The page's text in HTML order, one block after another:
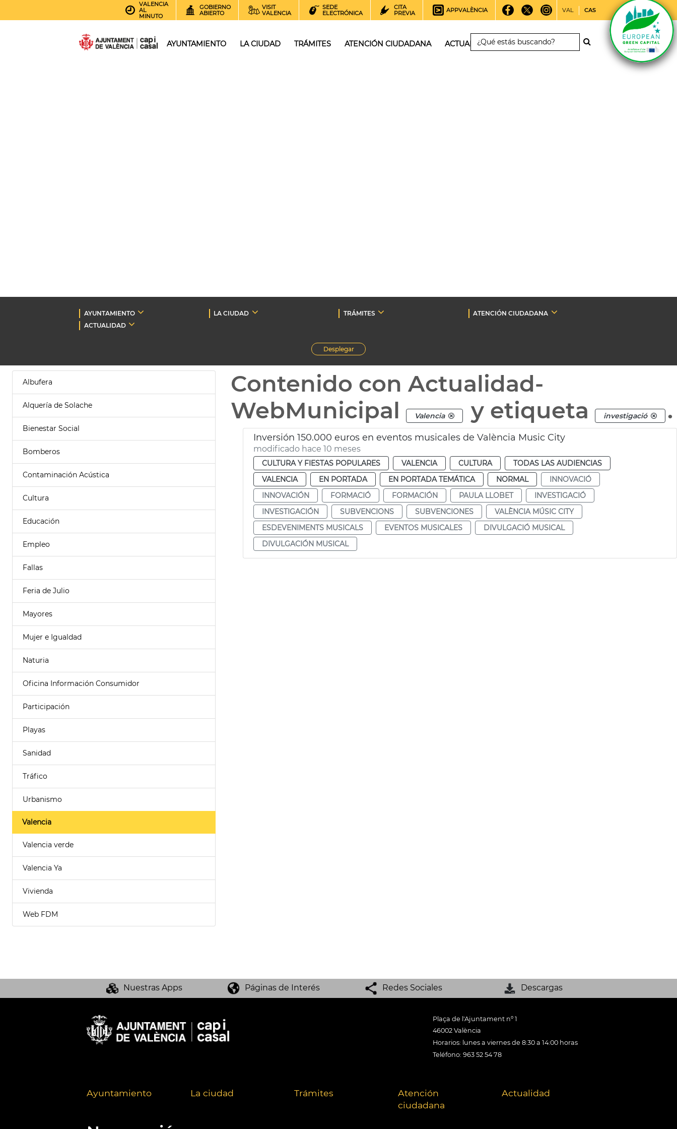
VALENCIA
AL
MINUTO
GOBIERNO
ABIERTO
VISIT
VALENCIA
SEDE
ELECTRÓNICA
CITA
PREVIA
APPVALÈNCIA VAL CAS
AYUNTAMIENTO LA CIUDAD TRÁMITES ATENCIÓN CIUDADANA ACTUALIDAD
AYUNTAMIENTO LA CIUDAD TRÁMITES
ATENCIÓN CIUDADANA
ACTUALIDAD
Desplegar
Albufera
Alquería de Solache
Bienestar Social
Bomberos
Contaminación Acústica
Cultura
Educación
Empleo
Fallas
Feria de Julio
Mayores
Mujer e Igualdad
Naturia
Oficina Información Consumidor
Participación
Playas
Sanidad
Tráfico
Urbanismo
Valencia
Valencia verde
Valencia Ya
Vivienda
Web FDM
Contenido con Actualidad-
WebMunicipal
Valencia y etiqueta investigació .
Inversión 150.000 euros en eventos musicales de València Music City
modificado hace 10 meses
CULTURA Y FIESTAS POPULARES VALENCIA CULTURA
TODAS LAS AUDIENCIAS
VALENCIA
EN PORTADA EN PORTADA TEMÁTICA NORMAL
INNOVACIÓ
INNOVACIÓN
FORMACIÓ FORMACIÓN PAULA LLOBET
INVESTIGACIÓ
INVESTIGACIÓN
SUBVENCIONS SUBVENCIONES
VALÈNCIA MÚSIC CITY
ESDEVENIMENTS MUSICALS
EVENTOS MUSICALES
DIVULGACIÓ MUSICAL
DIVULGACIÓN MUSICAL
Nuestras Apps Páginas de Interés Redes Sociales Descargas
Plaça de l'Ajuntament nº 1
46002 València
Horarios: lunes a viernes de 8:30 a 14:00 horas
Teléfono: 963 52 54 78
Ayuntamiento La ciudad Trámites
Atención
ciudadana
Actualidad